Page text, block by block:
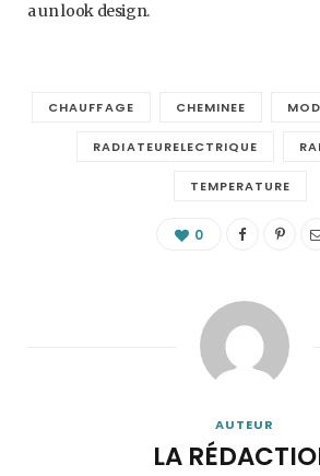
a un look design.
CHAUFFAGE CHEMINEE
RADIATEURELECTRIQUE
TEMPERATURE
0
AUTEUR
LA